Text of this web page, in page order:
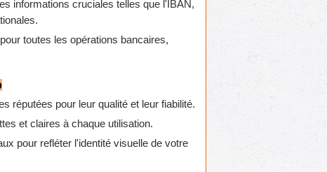
informations cruciales telles que l'IBAN,
toutes les opérations bancaires,
réputées pour leur qualité et leur fiabilité.
et claires à chaque utilisation.
pour refléter l'identité visuelle de votre